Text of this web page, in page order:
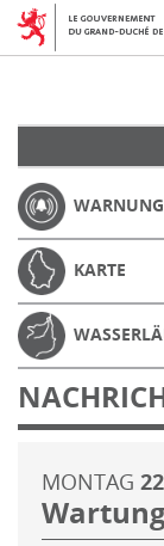
KARTE
MONTAG